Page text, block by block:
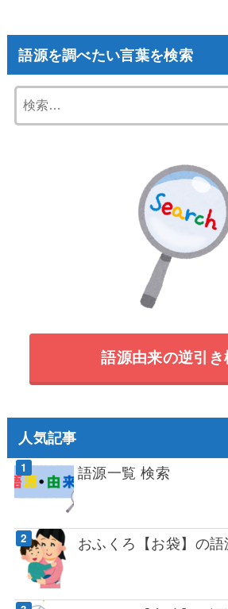
語源を調べたい言葉を検索
索:
語源由来の逆引き
人気記事
語源一覧 検索
おふくろ【お袋】の